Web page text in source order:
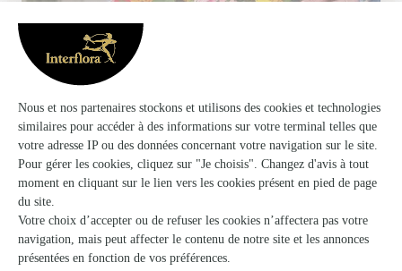
Centaurea
Reims
★
42, place du Forum
Voir la boutique